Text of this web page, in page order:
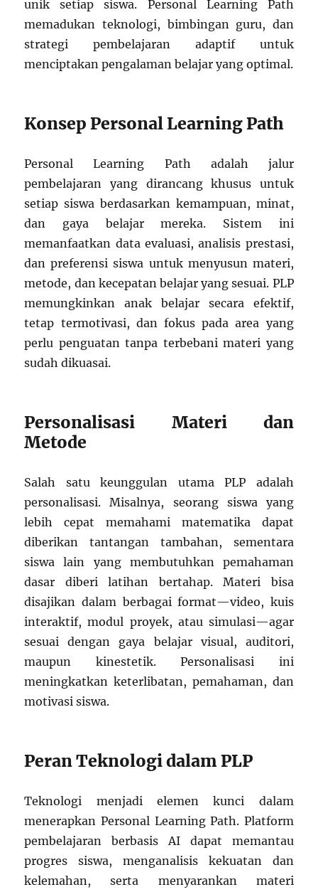
unik setiap siswa. Personal Learning Path
memadukan teknologi, bimbingan guru, dan
strategi pembelajaran adaptif untuk
menciptakan pengalaman belajar yang optimal.
Konsep Personal Learning Path
Personal Learning Path adalah jalur
pembelajaran yang dirancang khusus untuk
setiap siswa berdasarkan kemampuan, minat,
dan gaya belajar mereka. Sistem ini
memanfaatkan data evaluasi, analisis prestasi,
dan preferensi siswa untuk menyusun materi,
metode, dan kecepatan belajar yang sesuai. PLP
memungkinkan anak belajar secara efektif,
tetap termotivasi, dan fokus pada area yang
perlu penguatan tanpa terbebani materi yang
sudah dikuasai.
Personalisasi Materi dan
Metode
Salah satu keunggulan utama PLP adalah
personalisasi. Misalnya, seorang siswa yang
lebih cepat memahami matematika dapat
diberikan tantangan tambahan, sementara
siswa lain yang membutuhkan pemahaman
dasar diberi latihan bertahap. Materi bisa
disajikan dalam berbagai format—video, kuis
interaktif, modul proyek, atau simulasi—agar
sesuai dengan gaya belajar visual, auditori,
maupun kinestetik. Personalisasi ini
meningkatkan keterlibatan, pemahaman, dan
motivasi siswa.
Peran Teknologi dalam PLP
Teknologi menjadi elemen kunci dalam
menerapkan Personal Learning Path. Platform
pembelajaran berbasis AI dapat memantau
progres siswa, menganalisis kekuatan dan
kelemahan, serta menyarankan materi